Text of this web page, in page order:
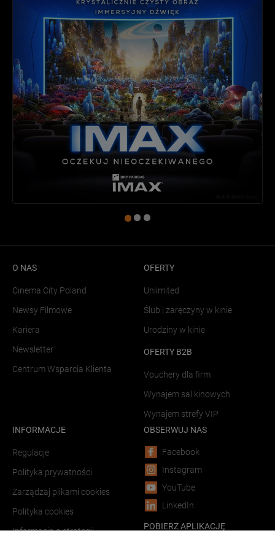
O NAS
Cinema City Poland
Newsy Filmowe
Kariera
Newsletter
Centrum Wsparcia Klienta
OFERTY
Unlimited
Ślub i zaręczyny w kinie
Urodziny w kinie
OFERTY B2B
Vouchery dla firm
Wynajem sal kinowych
Wynajem strefy VIP
INFORMACJE
Regulacje
Polityka prywatności
Zarządzaj plikami cookies
Polityka cookies
Informacja o strategii
OBSERWUJ NAS
Facebook
Instagram
YouTube
LinkedIn
POBIERZ APLIKACJĘ